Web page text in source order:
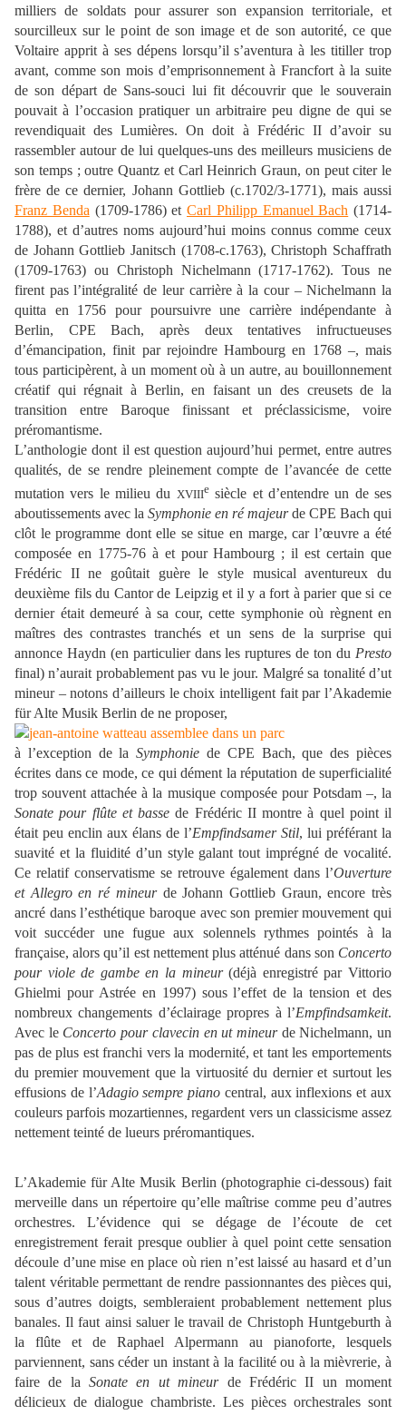
milliers de soldats pour assurer son expansion territoriale, et
sourcilleux sur le point de son image et de son autorité, ce que
Voltaire apprit à ses dépens lorsqu’il s’aventura à les titiller trop
avant, comme son mois d’emprisonnement à Francfort à la suite
de son départ de Sans-souci lui fit découvrir que le souverain
pouvait à l’occasion pratiquer un arbitraire peu digne de qui se
revendiquait des Lumières. On doit à Frédéric II d’avoir su
rassembler autour de lui quelques-uns des meilleurs musiciens de
son temps ; outre Quantz et Carl Heinrich Graun, on peut citer le
frère de ce dernier, Johann Gottlieb (c.1702/3-1771), mais aussi
Franz Benda (1709-1786) et Carl Philipp Emanuel Bach (1714-
1788), et d’autres noms aujourd’hui moins connus comme ceux
de Johann Gottlieb Janitsch (1708-c.1763), Christoph Schaffrath
(1709-1763) ou Christoph Nichelmann (1717-1762). Tous ne
firent pas l’intégralité de leur carrière à la cour – Nichelmann la
quitta en 1756 pour poursuivre une carrière indépendante à
Berlin, CPE Bach, après deux tentatives infructueuses
d’émancipation, finit par rejoindre Hambourg en 1768 –, mais
tous participèrent, à un moment où à un autre, au bouillonnement
créatif qui régnait à Berlin, en faisant un des creusets de la
transition entre Baroque finissant et préclassicisme, voire
préromantisme.
L’anthologie dont il est question aujourd’hui permet, entre autres
qualités, de se rendre pleinement compte de l’avancée de cette
mutation vers le milieu du XVIIIesiècle et d’entendre un de ses
aboutissements avec la Symphonie en ré majeurde CPE Bach qui
clôt le programme dont elle se situe en marge, car l’œuvre a été
composée en 1775-76 à et pour Hambourg ; il est certain que
Frédéric II ne goûtait guère le style musical aventureux du
deuxième fils du Cantor de Leipzig et il y a fort à parier que si ce
dernier était demeuré à sa cour, cette symphonie où règnent en
maîtres des contrastes tranchés et un sens de la surprise qui
annonce Haydn (en particulier dans les ruptures de ton du Presto
final) n’aurait probablement pas vu le jour. Malgré sa tonalité d’ut
mineur – notons d’ailleurs le choix intelligent fait par l’Akademie
für Alte Musik Berlin de ne proposer,
à l’exception de laSymphonie de CPE Bach, que des pièces
écrites dans ce mode, ce qui dément la réputation de superficialité
trop souvent attachée à la musique composée pour Potsdam –, la
Sonate pour flûte et basse de Frédéric II montre à quel point il
était peu enclin aux élans de l’Empfindsamer Stil, lui préférant la
suavité et la fluidité d’un style galant tout imprégné de vocalité.
Ce relatif conservatisme se retrouve également dans l’Ouverture
et Allegro en ré mineurde Johann Gottlieb Graun, encore très
ancré dans l’esthétique baroque avec son premier mouvement qui
voit succéder une fugue aux solennels rythmes pointés à la
française, alors qu’il est nettement plus atténué dans son Concerto
pour viole de gambe en la mineur(déjà enregistré par Vittorio
Ghielmi pour Astrée en 1997) sous l’effet de la tension et des
nombreux changements d’éclairage propres à l’Empfindsamkeit.
Avec le Concerto pour clavecin en ut mineurde Nichelmann, un
pas de plus est franchi vers la modernité, et tant les emportements
du premier mouvement que la virtuosité du dernier et surtout les
effusions de l’Adagio sempre piano central, aux inflexions et aux
couleurs parfois mozartiennes, regardent vers un classicisme assez
nettement teinté de lueurs préromantiques.
L’Akademie für Alte Musik Berlin (photographie ci-dessous) fait
merveille dans un répertoire qu’elle maîtrise comme peu d’autres
orchestres. L’évidence qui se dégage de l’écoute de cet
enregistrement ferait presque oublier à quel point cette sensation
découle d’une mise en place où rien n’est laissé au hasard et d’un
talent véritable permettant de rendre passionnantes des pièces qui,
sous d’autres doigts, sembleraient probablement nettement plus
banales. Il faut ainsi saluer le travail de Christoph Huntgeburth à
la flûte et de Raphael Alpermann au pianoforte, lesquels
parviennent, sans céder un instant à la facilité ou à la mièvrerie, à
faire de laSonate en ut mineurde Frédéric II un moment
délicieux de dialogue chambriste. Les pièces orchestrales sont